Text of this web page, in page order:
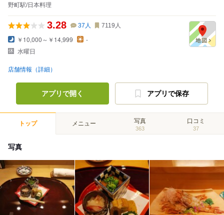
野町駅/日本料理
3.28 37 人 7119 人
￥10,000～￥14,999
-
水曜日
店舗情報（詳細）
アプリで開く アプリで保存
トップ メニュー 写真
363
口コミ
37
写真